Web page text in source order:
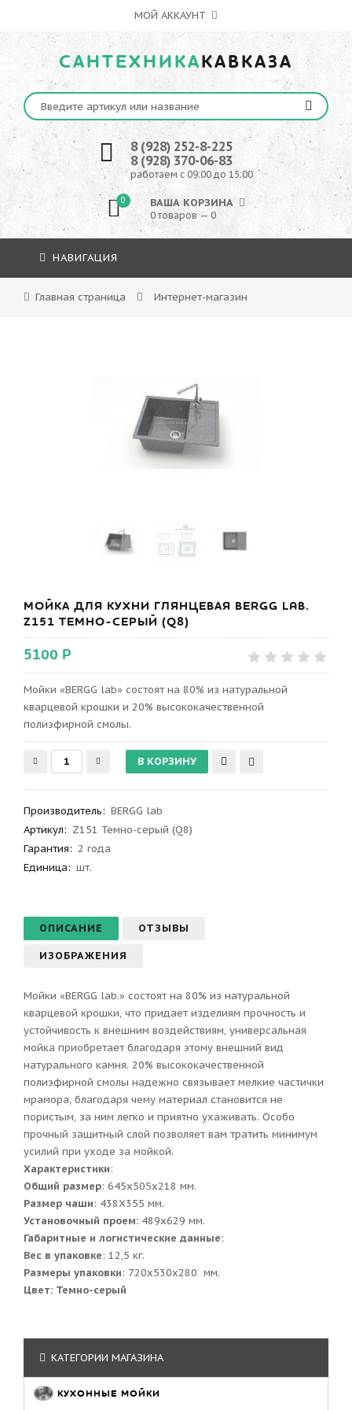
МОЙ АККАУНТ
САНТЕХНИКАКАВКАЗА
8 (928) 252-8-225
8 (928) 370-06-83
работаем с 09:00 до 15:00
0 ВАША КОРЗИНА
0 товаров — 0
НАВИГАЦИЯ
Главная страница Интернет-магазин
МОЙКА ДЛЯ КУХНИ ГЛЯНЦЕВАЯ BERGG LAB.
Z151 ТЕМНО-СЕРЫЙ (Q8)
5100 Р
Мойки «BERGG lab» состоят на 80% из натуральной
кварцевой крошки и 20% высококачественной
полиэфирной смолы.
Производитель: BERGG lab
Артикул: Z151 Темно-серый (Q8)
Гарантия: 2 года
Единица: шт.
ОПИСАНИЕ ОТЗЫВЫ
ИЗОБРАЖЕНИЯ
Мойки «BERGG lab.» состоят на 80% из натуральной
кварцевой крошки, что придает изделиям прочность и
устойчивость к внешним воздействиям, универсальная
мойка приобретает благодаря этому внешний вид
натурального камня. 20% высококачественной
полиэфирной смолы надежно связывает мелкие частички
мрамора, благодаря чему материал становится не
пористым, за ним легко и приятно ухаживать. Особо
прочный защитный слой позволяет вам тратить минимум
усилий при уходе за мойкой.
Характеристики:
Общий размер: 645x505x218 мм.
Размер чаши: 438Х355 мм.
Установочный проем: 489x629 мм.
Габаритные и логистические данные:
Вес в упаковке: 12,5 кг.
Размеры упаковки: 720x530x280 мм.
Цвет: Темно-серый
КАТЕГОРИИ МАГАЗИНА
КУХОННЫЕ МОЙКИ